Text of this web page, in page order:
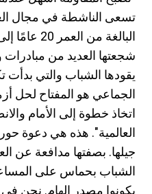
تسعى الناشطة في مجال
البالغة من
شجعتها العديد من مبادرات
يقودها الشباب والتي
الجماعي هو المفتاح لحل
اتخاذ خطوة إلى الأمام
العالمية". هذه هي دعوة
جيلها. بصفتها مدافعة عن
الشباب بحماس على
يكونوا مصدر إلهام. نحن